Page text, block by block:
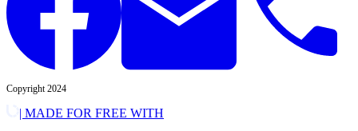
Copyright 2024
| MADE FOR FREE WITH